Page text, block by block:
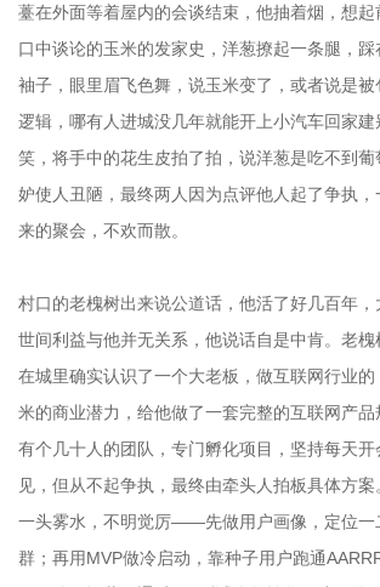
薹在外面等着屋内的会谈结束，他抽着烟，想
口中谈论的玉米的发家史，洋葱撩起一条腿，
袖子，眼里眉飞色舞，说玉米变了，或者说是
逻辑，哪有人进城没几年就能开上小汽车回家建
笑，将手中的花生皮拍了拍，说洋葱是吃不到
妒使人丑陋，最终两人因为点评他人起了争执
来的聚会，不欢而散。
村口的老槐树出来说公道话，他活了好几百年，
世间利益与他并无关系，他说话自是中肯。老
在城里确实认识了一个大老板，做互联网行业的
米的商业潜力，给他做了一套完整的互联网产
有个几十人的团队，专门孵化项目，坚持每天开
见，但从不起争执，最终由牵头人拍板具体方
一头雾水，不明觉厉——先做用户画像，定位一
群；再用MVP做冷启动，靠种子用户跑通